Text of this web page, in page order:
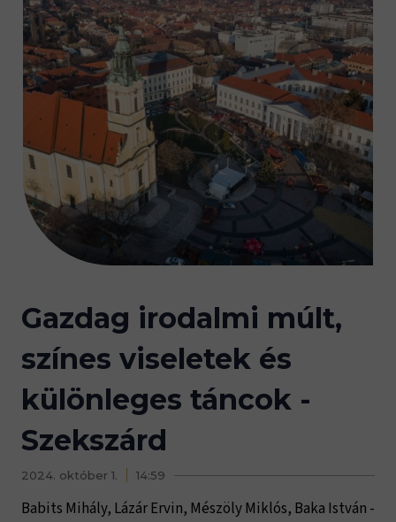
Gazdag irodalmi múlt,
színes viseletek és
különleges táncok -
Szekszárd
2024. október 1. 14:59
Babits Mihály, Lázár Ervin, Mészöly Miklós, Baka István -